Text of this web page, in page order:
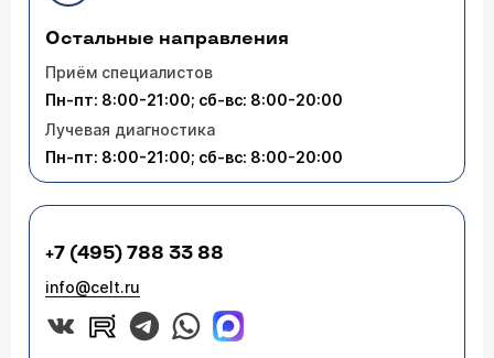
Остальные направления
Приём специалистов
Пн-пт: 8:00-21:00; сб-вс: 8:00-20:00
Лучевая диагностика
Пн-пт: 8:00-21:00; сб-вс: 8:00-20:00
+7 (495) 788 33 88
info@celt.ru